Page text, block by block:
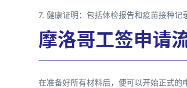
7. 健康证明：包括体检报告和疫苗接种记
摩洛哥工签申请
在准备好所有材料后，便可以开始正式的